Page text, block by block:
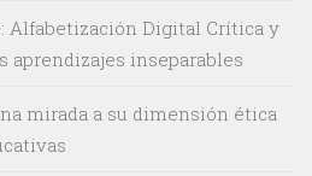
Alfabetización Digital Crítica y
aprendizajes inseparables
mirada a su dimensión ética